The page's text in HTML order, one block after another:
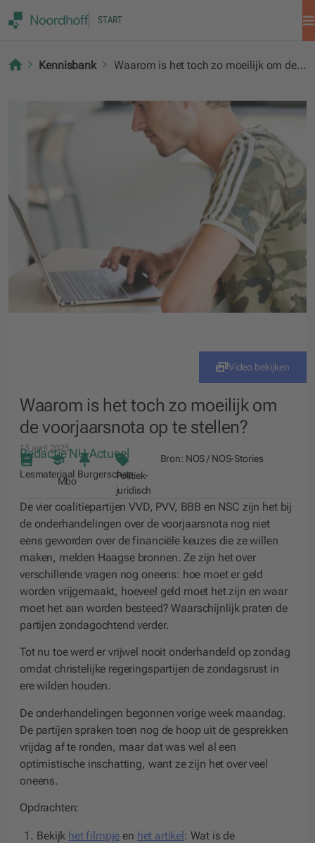
START
Kennisbank Waarom is het toch zo moeilijk om de voorjaarsnota op te stellen?
Video bekijken
Waarom is het toch zo moeilijk om
de voorjaarsnota op te stellen?
13 april 2025
Redactie NU Actueel
Lesmateriaal
Mbo
Burgerschap
Politiek-
juridisch
Bron: NOS / NOS-Stories
De vier coalitiepartijen VVD, PVV, BBB en NSC zijn het bij
de onderhandelingen over de voorjaarsnota nog niet
eens geworden over de financiële keuzes die ze willen
maken, melden Haagse bronnen. Ze zijn het over
verschillende vragen nog oneens: hoe moet er geld
worden vrijgemaakt, hoeveel geld moet het zijn en waar
moet het aan worden besteed? Waarschijnlijk praten de
partijen zondagochtend verder.
Tot nu toe werd er vrijwel nooit onderhandeld op zondag
omdat christelijke regeringspartijen de zondagsrust in
ere wilden houden.
De onderhandelingen begonnen vorige week maandag.
De partijen spraken toen nog de hoop uit de gesprekken
vrijdag af te ronden, maar dat was wel al een
optimistische inschatting, want ze zijn het over veel
oneens.
Opdrachten:
Bekijk het filmpje en het artikel: Wat is de